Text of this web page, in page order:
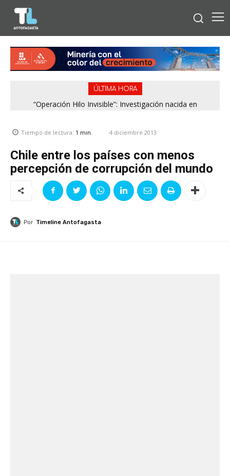
ÚLTIMA HORA
“Operación Hilo Invisible”: Investigación nacida en
Tiempo de lectura: 1 min. 4 diciembre 2013
Chile entre los países con menos
percepción de corrupción del mundo
Por Timeline Antofagasta